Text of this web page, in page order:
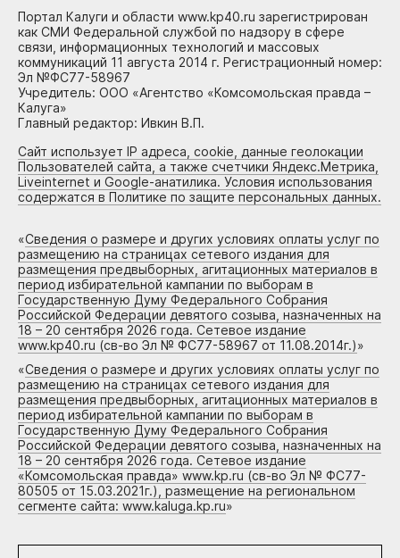
Портал Калуги и области www.kp40.ru зарегистрирован
как СМИ Федеральной службой по надзору в сфере
связи, информационных технологий и массовых
коммуникаций 11 августа 2014 г. Регистрационный номер:
Эл №ФС77-58967
Учредитель: ООО «Агентство «Комсомольская правда –
Калуга»
Главный редактор: Ивкин В.П.
Сайт использует IP адреса, cookie, данные геолокации
Пользователей сайта, а также счетчики Яндекс.Метрика,
Liveinternet и Google-анатилика. Условия использования
содержатся в Политике по защите персональных данных.
«Сведения о размере и других условиях оплаты услуг по
размещению на страницах сетевого издания для
размещения предвыборных, агитационных материалов в
период избирательной кампании по выборам в
Государственную Думу Федерального Собрания
Российской Федерации девятого созыва, назначенных на
18 – 20 сентября 2026 года. Сетевое издание
www.kp40.ru (св-во Эл № ФС77-58967 от 11.08.2014г.)»
«Сведения о размере и других условиях оплаты услуг по
размещению на страницах сетевого издания для
размещения предвыборных, агитационных материалов в
период избирательной кампании по выборам в
Государственную Думу Федерального Собрания
Российской Федерации девятого созыва, назначенных на
18 – 20 сентября 2026 года. Сетевое издание
«Комсомольская правда» www.kp.ru (св-во Эл № ФС77-
80505 от 15.03.2021г.), размещение на региональном
сегменте сайта: www.kaluga.kp.ru»